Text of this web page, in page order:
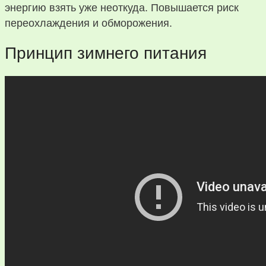
энергию взять уже неоткуда. Повышается риск
переохлаждения и обморожения.
Принцип зимнего питания